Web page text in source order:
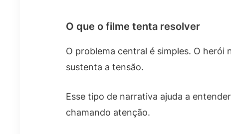
O que o filme tenta resolver
O problema central é simples. O
sustenta a tensão.
Esse tipo de narrativa ajuda a
chamando atenção.